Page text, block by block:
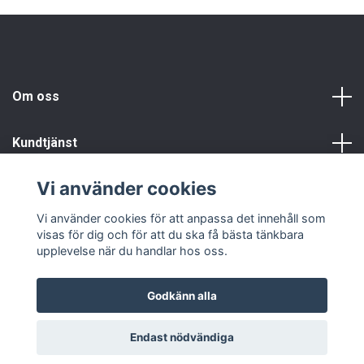
Om oss
Kundtjänst
© 2026 Fyndgren
Vi använder cookies
Vi använder cookies för att anpassa det innehåll som
visas för dig och för att du ska få bästa tänkbara
upplevelse när du handlar hos oss.
Godkänn alla
Endast nödvändiga